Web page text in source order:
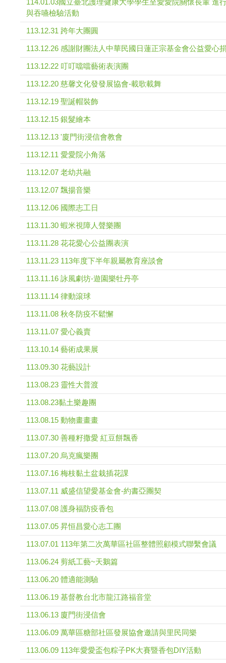
114.01.03國立臺北護理健康大學學生至愛愛院關懷長輩 進
與吞嚥檢驗活動
113.12.31 跨年大團圓
113.12.26 感謝財團法人中華民國日蓮正宗基金會公益愛心
113.12.22 叮叮噹噹藝術表演團
113.12.20 慈馨文化發發展協會-載歌載舞
113.12.19 聖誕帽裝飾
113.12.15 銀髮繪本
113.12.13 '廈門街浸信會教會
113.12.11 愛愛院小角落
113.12.07 老幼共融
113.12.07 飄揚音樂
113.12.06 國際志工日
113.11.30 蝦米視障人聲樂團
113.11.28 花花愛心公益團表演
113.11.23 113年度下半年親屬教育座談會
113.11.16 詠風劇坊-遊園樂牡丹亭
113.11.14 律動滾球
113.11.08 秋冬防疫不鬆懈
113.11.07 愛心義賣
113.10.14 藝術成果展
113.09.30 花藝設計
113.08.23 靈性大普渡
113.08.23黏土樂趣團
113.08.15 動物畫畫畫
113.07.30 善種籽撒愛 紅豆餅飄香
113.07.20 烏克瘋樂團
113.07.16 梅枝黏土盆栽插花課
113.07.11 威盛信望愛基金會-約書亞團契
113.07.08 護身福防疫香包
113.07.05 昇恒昌愛心志工團
113.07.01 113年第二次萬華區社區整體照顧模式聯繫會議
113.06.24 剪紙工藝~天鵝篇
113.06.20 體適能測驗
113.06.19 基督教台北市龍江路福音堂
113.06.13 廈門街浸信會
113.06.09 萬華區糖部社區發展協會邀請與里民同樂
113.06.09 113年愛愛盃包粽子PK大賽暨香包DIY活動